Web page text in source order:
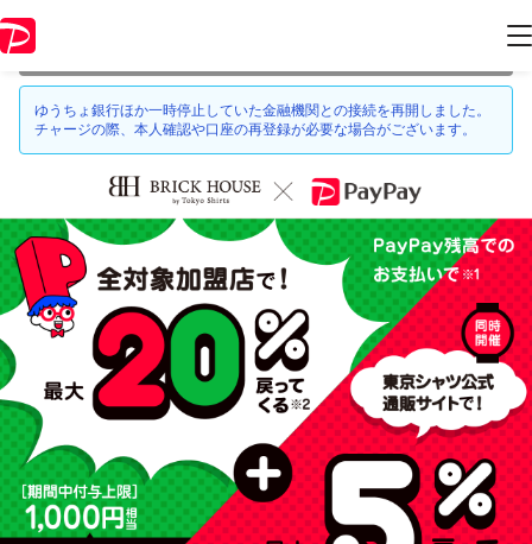
情報はキャンペーン終了時点のものになります。
ゆうちょ銀行ほか一時停止していた金融機関との接続を再開しました。
チャージの際、本人確認や口座の再登録が必要な場合がございます。